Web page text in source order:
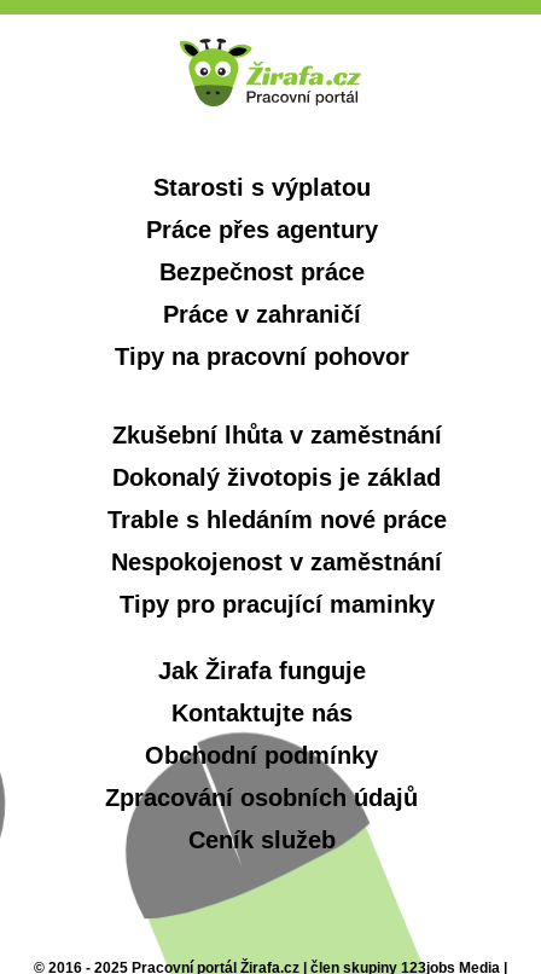
Starosti s výplatou
Práce přes agentury
Bezpečnost práce
Práce v zahraničí
Tipy na pracovní pohovor
Zkušební lhůta v zaměstnání
Dokonalý životopis je základ
Trable s hledáním nové práce
Nespokojenost v zaměstnání
Tipy pro pracující maminky
Jak Žirafa funguje
Kontaktujte nás
Obchodní podmínky
Zpracování osobních údajů
Ceník služeb
© 2016 - 2025 Pracovní portál Žirafa.cz | člen skupiny 123jobs Media |